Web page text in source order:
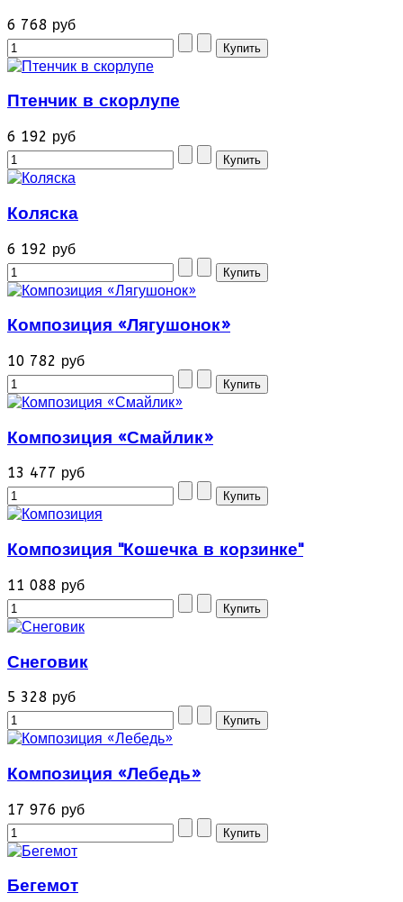
6 768 руб
Птенчик в скорлупе
6 192 руб
Коляска
6 192 руб
Композиция «Лягушонок»
10 782 руб
Композиция «Смайлик»
13 477 руб
Композиция "Кошечка в корзинке"
11 088 руб
Снеговик
5 328 руб
Композиция «Лебедь»
17 976 руб
Бегемот